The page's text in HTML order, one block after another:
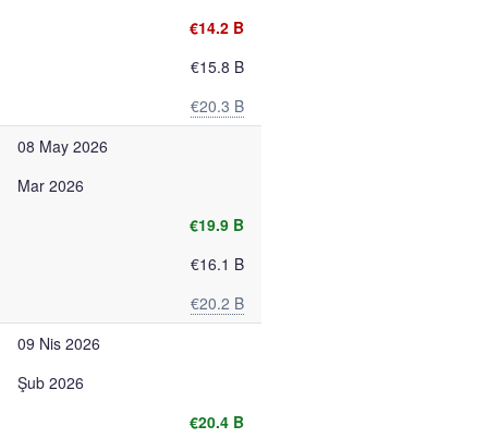
€14.2 B
€15.8 B
€20.3 B
08 May 2026
Mar 2026
€19.9 B
€16.1 B
€20.2 B
09 Nis 2026
Şub 2026
€20.4 B